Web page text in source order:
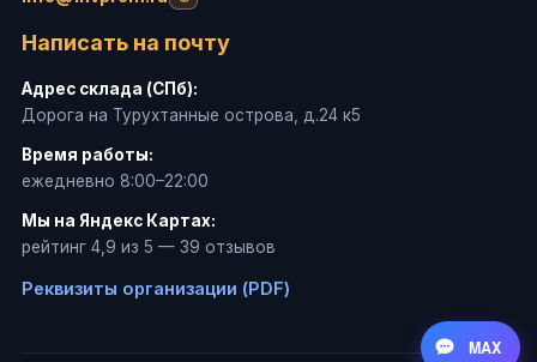
Написать на почту
Адрес склада (СПб):
Дорога на Турухтанные острова, д.24 к5
Время работы:
ежедневно 8:00–22:00
Мы на Яндекс Картах:
рейтинг 4,9 из 5 — 39 отзывов
Реквизиты организации (PDF)
MAX